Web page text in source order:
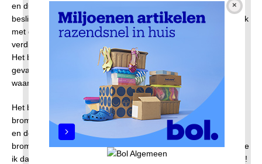
en dus aan mijn pensioen moest gaan denken (haha) was dit
beslist een uitgelezen kans (ja, toch?). Na het sollicitatiegesprek
met de heer Cremers zat ik meteen geramd. Ik ging 50% meer
verdienen. Van Hfl. 200 bij de krant naar Hfl 316 bij de KNAW
Het betekende dat ik bijna selfsupporting ging worden. In ieder
geval kwam er veel meer financiële ruimte voor leuke dingen
waar een jongen van zestien behoefte aan had.
Het betekende bijvoorbeeld dat ik mij kon permitteren om een
brommer aan te schaffen. Het was het tijdperk waarin de Puch
en de Tomos erg populair waren en dat was ook eigenlijk de
brommer die bij mijn status paste (haha) maar helaas verdiende
ik daar te weinig voor. Het werd dus een Mobylette. Weg status!